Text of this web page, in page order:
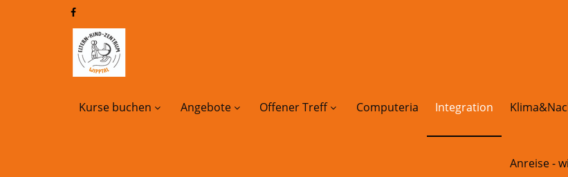
Kurse buchen Angebote Offener Treff Computeria Integration
Anreise -